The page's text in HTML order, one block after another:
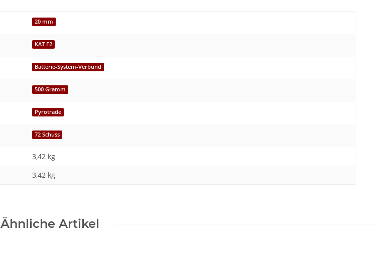
20 mm
KAT F2
Batterie-System-Verbund
500 Gramm
Pyrotrade
72 Schuss
3,42 kg
3,42 kg
Ähnliche Artikel